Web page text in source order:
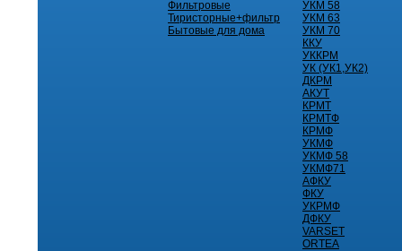
Фильтровые
Тиристорные+фильтр
Бытовые для дома
УКМ 58
УКМ 63
УКМ 70
ККУ
УККРМ
УК (УК1,УК2)
ДКРМ
АКУТ
КРМТ
КРМТФ
КРМФ
УКМФ
УКМФ 58
УКМФ71
АФКУ
ФКУ
УКРМФ
ДФКУ
VARSET
ORTEA